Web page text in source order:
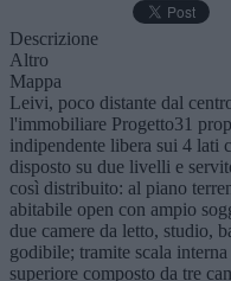
Descrizione
Altro
Mappa
Leivi, poco distante dal
l'immobiliare Progetto31
indipendente libera sui 4 lati
disposto su due livelli e
così distribuito: al piano
abitabile open con ampio
due camere da letto, studio,
godibile; tramite scala
superiore composto da tre